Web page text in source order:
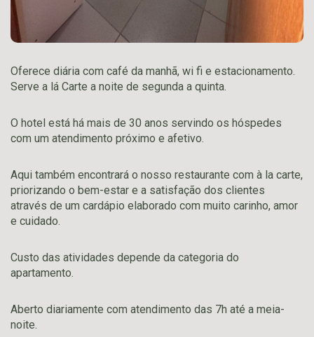
Oferece diária com café da manhã, wi fi e estacionamento.
Serve a lá Carte a noite de segunda a quinta.
O hotel está há mais de 30 anos servindo os hóspedes
com um atendimento próximo e afetivo.
Aqui também encontrará o nosso restaurante com à la carte,
priorizando o bem-estar e a satisfação dos clientes
através de um cardápio elaborado com muito carinho, amor
e cuidado.
Custo das atividades depende da categoria do
apartamento.
Aberto diariamente com atendimento das 7h até a meia-
noite.